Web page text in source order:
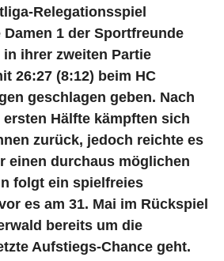
Relegationsspiel
1 der Sportfreunde
ihrer zweiten Partie
26:27 (8:12) beim HC
geschlagen geben. Nach
Hälfte kämpften sich
zurück, jedoch reichte es
einen durchaus möglichen
folgt ein spielfreies
es am 31. Mai im Rückspiel
bereits um die
Aufstiegs-Chance geht.